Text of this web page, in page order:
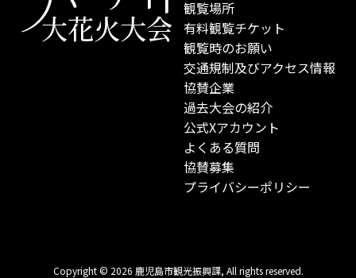
観覧場所
有料観覧チケット
観覧時のお願い
交通規制及びアクセス情報
協賛企業
過去大会の紹介
公式Xアカウント
よくある質問
協賛募集
プライバシーポリシー
Copyright © 2026 鹿児島市観光振興課, All rights reserved.